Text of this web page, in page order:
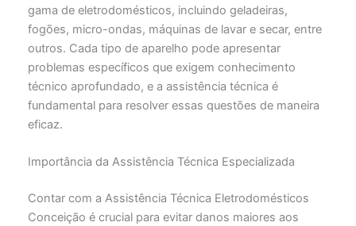
gama de eletrodomésticos, incluindo geladeiras,
fogões, micro-ondas, máquinas de lavar e secar, entre
outros. Cada tipo de aparelho pode apresentar
problemas específicos que exigem conhecimento
técnico aprofundado, e a assistência técnica é
fundamental para resolver essas questões de maneira
eficaz.
Importância da Assistência Técnica Especializada
Contar com a Assistência Técnica Eletrodomésticos
Conceição é crucial para evitar danos maiores aos